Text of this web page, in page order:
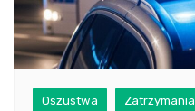
Oszustwa Zatrzymania